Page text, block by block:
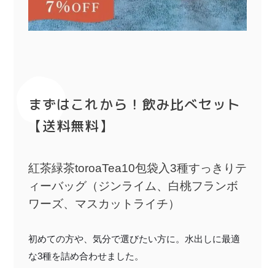
まずはこれから！飲み比べセット
【送料無料】
紅茶緑茶toroaTea10包袋入3種すっきりテ
ィーバッグ（ジンライム、白桃フランボ
ワーズ、マスカットライチ）
初めての方や、気分で選びたい方に。水出しに最適
な3種を詰め合わせました。